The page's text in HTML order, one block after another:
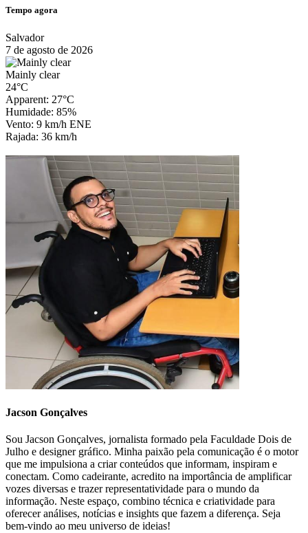
Tempo agora
Salvador
7 de agosto de 2026
Mainly clear
24°C
Apparent: 27°C
Humidade: 85%
Vento: 9 km/h ENE
Rajada: 36 km/h
Jacson Gonçalves
Sou Jacson Gonçalves, jornalista formado pela Faculdade Dois de
Julho e designer gráfico. Minha paixão pela comunicação é o motor
que me impulsiona a criar conteúdos que informam, inspiram e
conectam. Como cadeirante, acredito na importância de amplificar
vozes diversas e trazer representatividade para o mundo da
informação. Neste espaço, combino técnica e criatividade para
oferecer análises, notícias e insights que fazem a diferença. Seja
bem-vindo ao meu universo de ideias!